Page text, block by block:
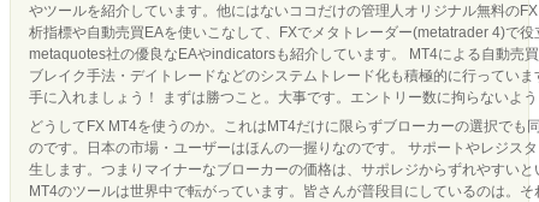
やツールを紹介しています。他にはないココだけの管理人オリジナル無料の
析指標や自動売買EAを使いこなして、FXでメタトレーダー(metatrader 4)で
metaquotes社の優良なEAやindicatorsも紹介しています。 MT4による自動売
ブレイク手法・デイトレードなどのシステムトレード化も積極的に行ってい
手に入れましょう！ まずは勝つこと。大事です。エントリー数に拘らないよ
どうしてFX MT4を使うのか。これはMT4だけに限らずブローカーの選択でも
のです。日本の市場・ユーザーはほんの一握りなのです。 サポートやレジス
生します。つまりマイナーなブローカーの価格は、サポレジからずれやすい
MT4のツールは世界中で転がっています。皆さんが普段目にしているのは。